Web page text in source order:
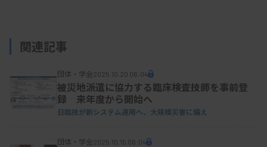
関連記事
団体・学会2025.10.20 06:04
被災地派遣に協力する臨床検査技師を事前登
録 来年度から開始へ
日臨技が新システム運用へ、大規模災害に備え
団体・学会2025.10.15 06:04